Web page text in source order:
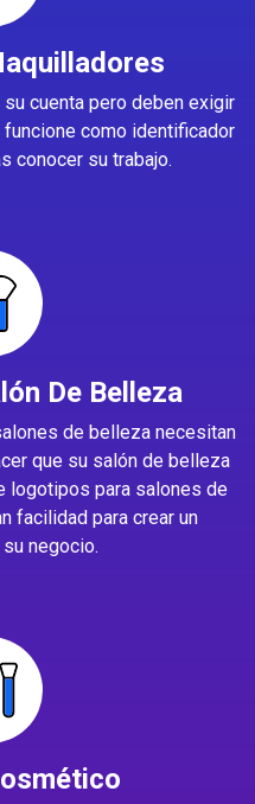
cuenta pero deben exigir
como identificador
conocer su trabajo.
De Belleza
de belleza necesitan
que su salón de belleza
logotipos para salones de
facilidad para crear un
negocio.